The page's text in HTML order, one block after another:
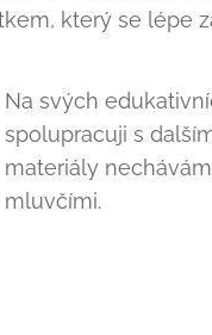
který se lépe
Na svých
spolupracuji s
materiály
mluvčími.